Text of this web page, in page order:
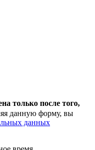
только после того,
данную форму, вы
данных